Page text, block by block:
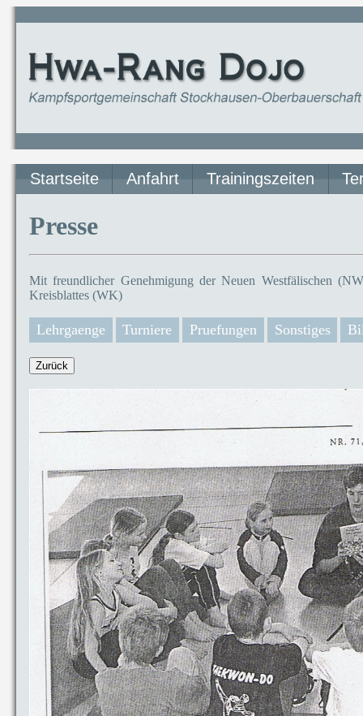
Startseite Anfahrt Trainingszeiten
Presse
Mit freundlicher Genehmigung der Neuen Westfälischen
Kreisblattes (WK)
Lehrgaenge Turniere Pruefungen Sonstiges